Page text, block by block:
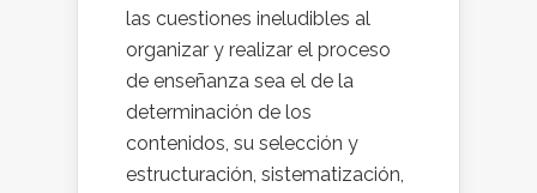
las cuestiones ineludibles al
organizar y realizar el proceso
de enseñanza sea el de la
determinación de los
contenidos, su selección y
estructuración, sistematización,